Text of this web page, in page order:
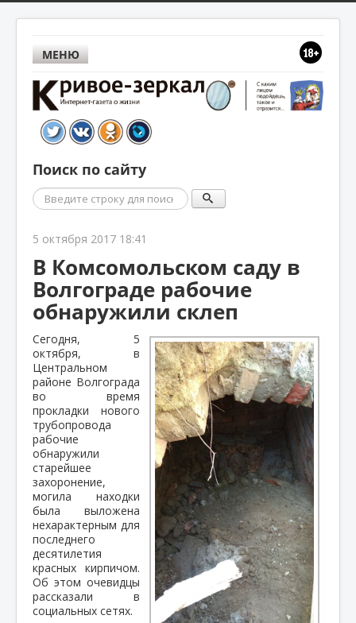
МЕНЮ
Поиск по сайту
Поиск
5 октября 2017 18:41
В Комсомольском саду в
Волгограде рабочие
обнаружили склеп
Сегодня, 5
октября, в
Центральном
районе Волгограда
во время
прокладки нового
трубопровода
рабочие
обнаружили
старейшее
захоронение,
могила находки
была выложена
нехарактерным для
последнего
десятилетия
красных кирпичом.
Об этом очевидцы
рассказали в
социальных сетях.